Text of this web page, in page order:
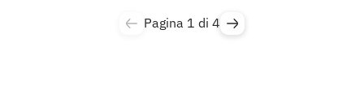
Pagina 1 di 4